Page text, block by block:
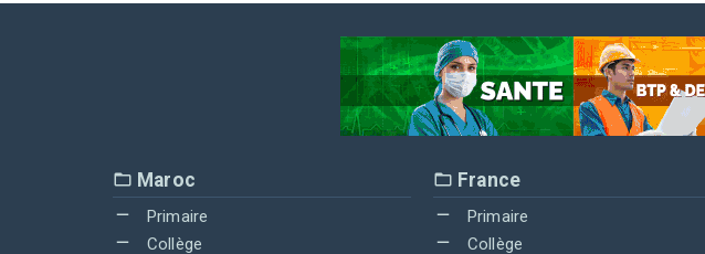
Maroc
Primaire
Collège
France
Primaire
Collège